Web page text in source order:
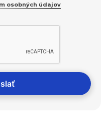
osobných údajov